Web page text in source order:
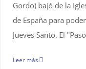
Gordo) bajó de la
de España para
Jueves Santo. El
Leer más